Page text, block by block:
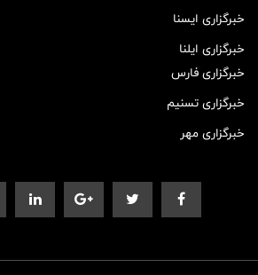
خبرگزاری ایسنا
خبرگزاری ایلنا
خبرگزاری فارس
خبرگزاری تسنیم
خبرگزاری مهر